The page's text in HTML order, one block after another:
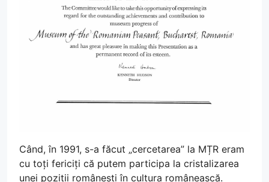
Când, în 1991, s-a făcut „cercetarea” la MȚR eram
cu toți fericiți că putem participa la cristalizarea
unei poziții românești în cultura românească.